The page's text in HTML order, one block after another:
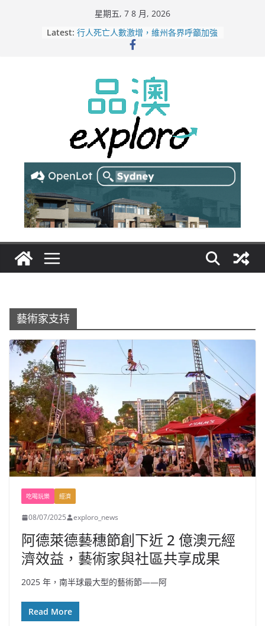
星期五, 7 8 月, 2026
Latest: 行人死亡人數激增，維州各界呼籲加強
美商二手巨頭進駐吉朗，在地慈善小店
憂生存空間遭擠壓
電動車電池爭端隱憂浮現！經銷商警告
澳洲恐迎訴訟浪潮
拒絕白工！ Aldi涉強迫無薪加班 掏
5500萬澳元和解
藝術家支持
吃喝玩樂 經濟
08/07/2025 exploro_news
阿德萊德藝穗節創下近 2 億澳元經
濟效益，藝術家與社區共享成果
2025 年，南半球最大型的藝術節——阿
Read More